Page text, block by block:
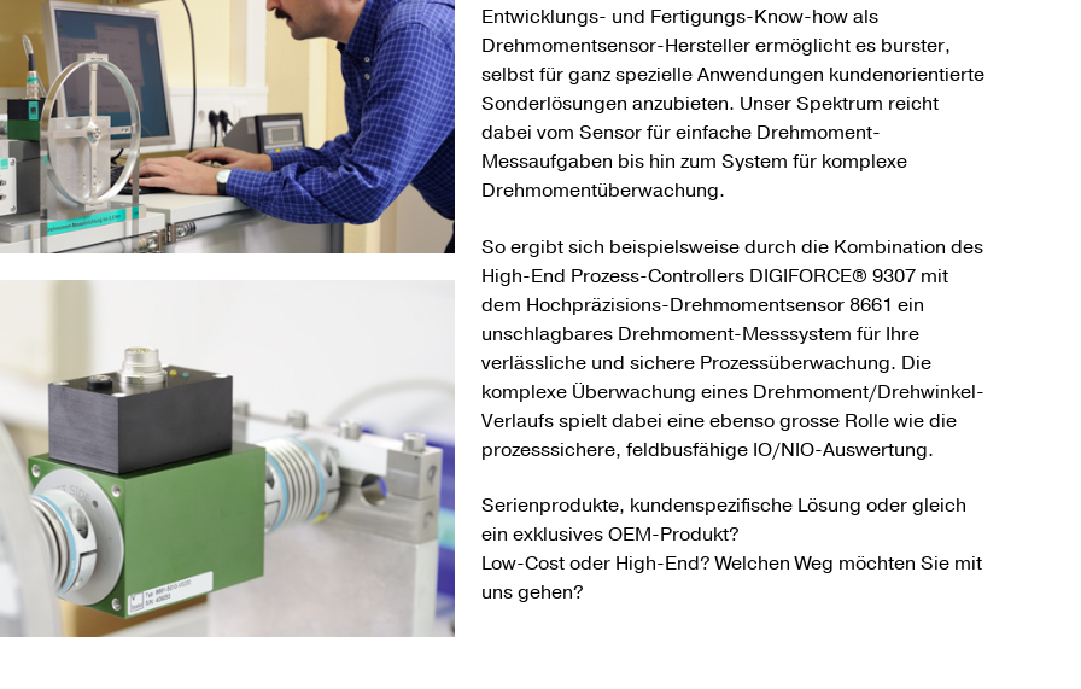
Entwicklungs- und Fertigungs-Know-how als
Drehmomentsensor-Hersteller ermöglicht es burster,
selbst für ganz spezielle Anwendungen kundenorientierte
Sonderlösungen anzubieten. Unser Spektrum reicht
dabei vom Sensor für einfache Drehmoment-
Messaufgaben bis hin zum System für komplexe
Drehmomentüberwachung.
So ergibt sich beispielsweise durch die Kombination des
High-End Prozess-Controllers DIGIFORCE® 9307 mit
dem Hochpräzisions-Drehmomentsensor 8661 ein
unschlagbares Drehmoment-Messsystem für Ihre
verlässliche und sichere Prozessüberwachung. Die
komplexe Überwachung eines Drehmoment/Drehwinkel-
Verlaufs spielt dabei eine ebenso grosse Rolle wie die
prozesssichere, feldbusfähige IO/NIO-Auswertung.
Serienprodukte, kundenspezifische Lösung oder gleich
ein exklusives OEM-Produkt?
Low-Cost oder High-End? Welchen Weg möchten Sie mit
uns gehen?